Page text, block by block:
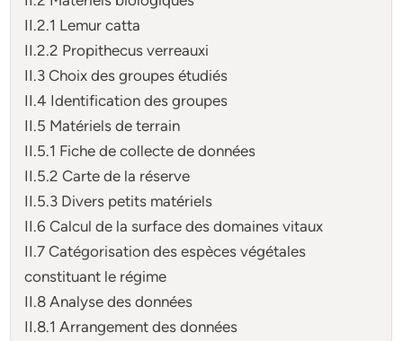
II.2.1 Lemur catta
II.2.2 Propithecus verreauxi
II.3 Choix des groupes étudiés
II.4 Identification des groupes
II.5 Matériels de terrain
II.5.1 Fiche de collecte de données
II.5.2 Carte de la réserve
II.5.3 Divers petits matériels
II.6 Calcul de la surface des domaines vitaux
II.7 Catégorisation des espèces végétales
constituant le régime
II.8 Analyse des données
II.8.1 Arrangement des données